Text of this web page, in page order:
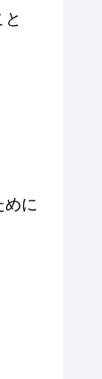
めに